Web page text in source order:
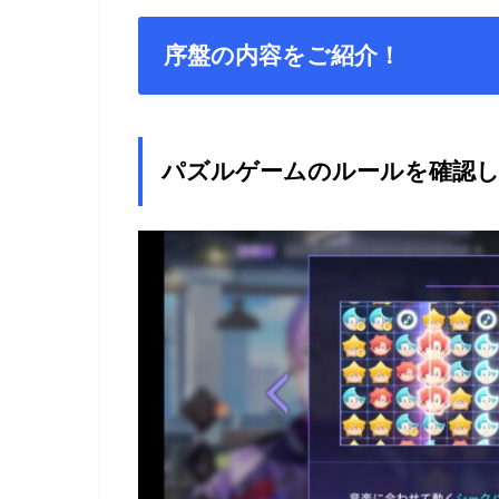
序盤の内容をご紹介！
パズルゲームのルールを確認